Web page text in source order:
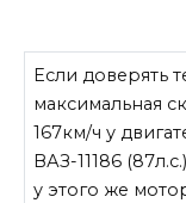
Если доверять
максимальная
167км/ч у
ВАЗ-11186
у этого же